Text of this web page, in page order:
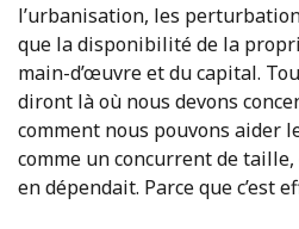
l’urbanisation, les
que la disponibilité de la
main-d’œuvre et du capital.
diront là où nous devons
comment nous pouvons aider
comme un concurrent de
en dépendait. Parce que c’est